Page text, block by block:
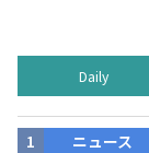
Daily
ニュース